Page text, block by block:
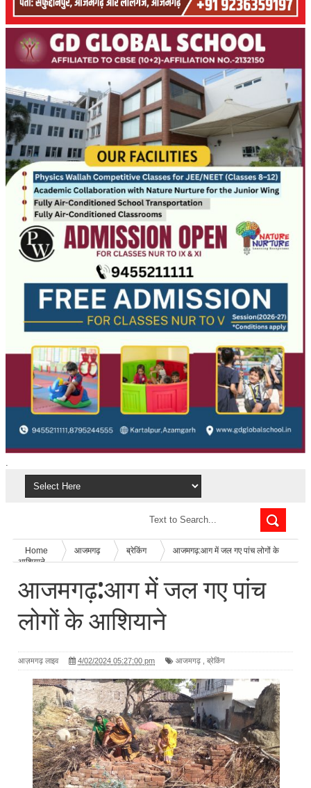
.
Home आजमगढ़ ब्रेकिंग
आजमगढ़:आग में जल गए पांच लोगों के
आशियाने
आजमगढ़:आग में जल गए पांच
लोगों के आशियाने
आज़मगढ़ लाइव 4/02/2024 05:27:00 pm आजमगढ़ ब्रेकिंग